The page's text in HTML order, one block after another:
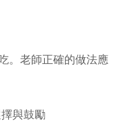
。老師正確的做法應
與鼓勵